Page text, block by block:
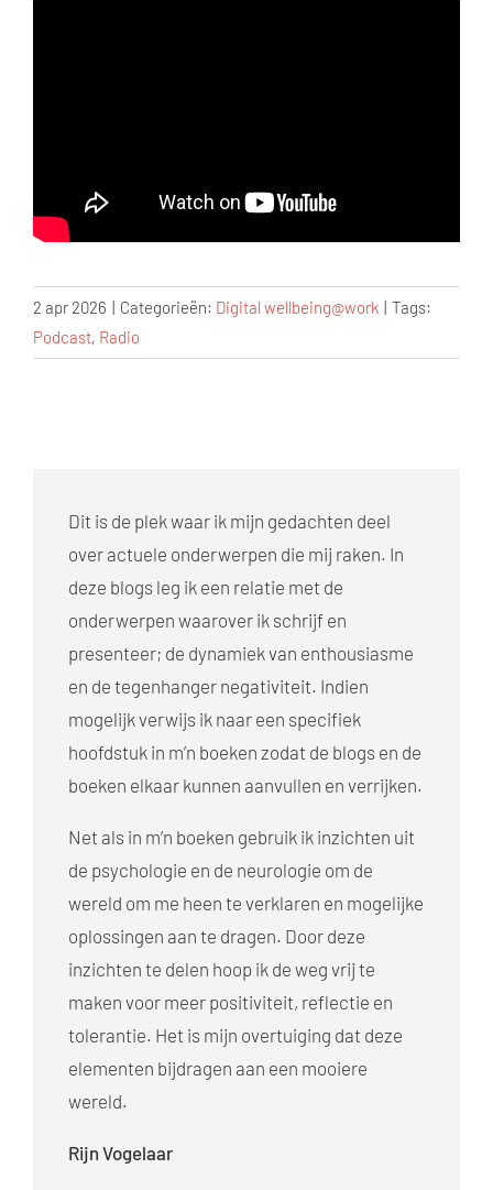
2 apr 2026 Categorieën: Digital wellbeing@work
Tags:
Podcast, Radio
Dit is de plek waar ik mijn gedachten deel
over actuele onderwerpen die mij raken. In
deze blogs leg ik een relatie met de
onderwerpen waarover ik schrijf en
presenteer; de dynamiek van enthousiasme
en de tegenhanger negativiteit. Indien
mogelijk verwijs ik naar een specifiek
hoofdstuk in m’n boeken zodat de blogs en de
boeken elkaar kunnen aanvullen en verrijken.
Net als in m’n boeken gebruik ik inzichten uit
de psychologie en de neurologie om de
wereld om me heen te verklaren en mogelijke
oplossingen aan te dragen. Door deze
inzichten te delen hoop ik de weg vrij te
maken voor meer positiviteit, reflectie en
tolerantie. Het is mijn overtuiging dat deze
elementen bijdragen aan een mooiere
wereld.
Rijn Vogelaar